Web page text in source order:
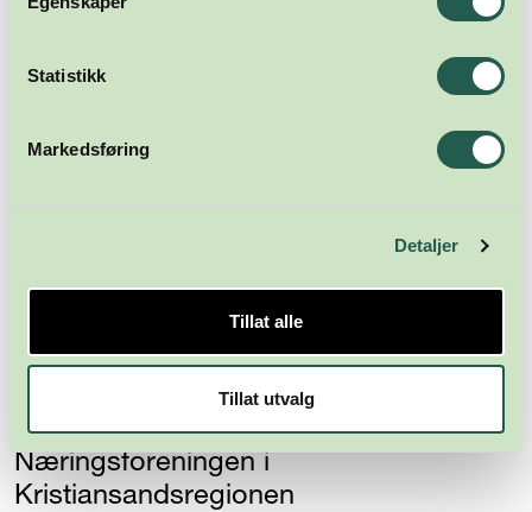
Statistikk
Markedsføring
Detaljer
Tillat alle
Tillat utvalg
Abonner
Næringsforeningen i
Kristiansandsregionen